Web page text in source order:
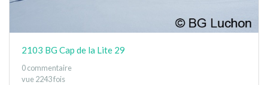
2103 BG Cap de la Lite 29
0 commentaire
vue 2243 fois